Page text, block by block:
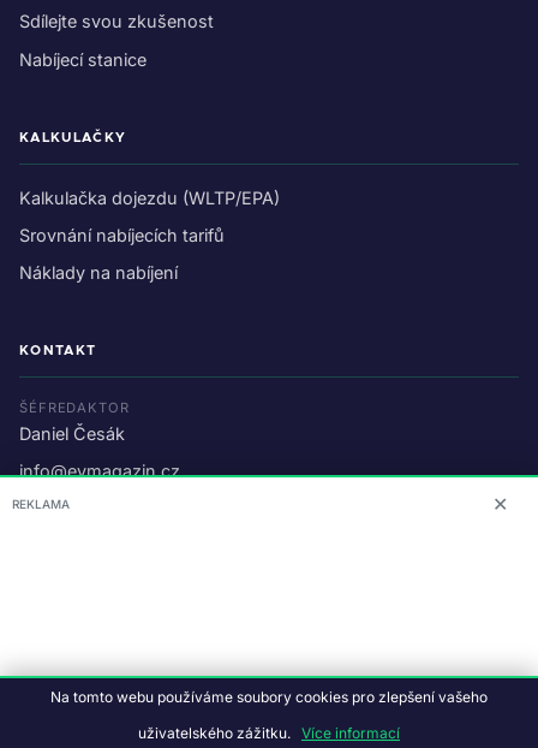
Sdílejte svou zkušenost
Nabíjecí stanice
KALKULAČKY
Kalkulačka dojezdu (WLTP/EPA)
Srovnání nabíjecích tarifů
Náklady na nabíjení
KONTAKT
ŠÉFREDAKTOR
Daniel Česák
info@evmagazin.cz
O nás
© 2026 EV Magazin.Podmínky a ochrana dat.
REKLAMA ✕
Na tomto webu používáme soubory cookies pro zlepšení vašeho
uživatelského zážitku. Více informací